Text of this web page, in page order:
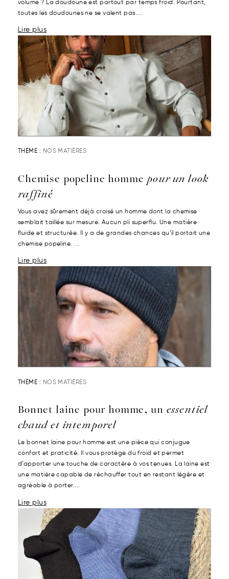
volume ? La doudoune est partout par temps froid. Pourtant,
toutes les doudounes ne se valent pas....
Lire plus
THÈME : NOS MATIÈRES
Chemise popeline hommepour un look
raffiné
Vous avez sûrement déjà croisé un homme dont la chemise
semblait taillée sur mesure. Aucun pli superflu. Une matière
fluide et structurée. Il y a de grandes chances qu’il portait une
chemise popeline. ...
Lire plus
THÈME : NOS MATIÈRES
Bonnet laine pour homme, un essentiel
chaud et intemporel
Le bonnet laine pour homme est une pièce qui conjugue
confort et praticité. Il vous protège du froid et permet
d’apporter une touche de caractère à vos tenues. La laine est
une matière capable de réchauffer tout en restant légère et
agréable à porter....
Lire plus